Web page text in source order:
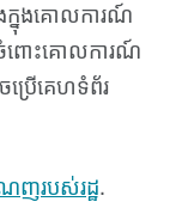
ងក្នុងគោលការណ៍
ពោះគោលការណ៍
រើគេហទំព័រ
េញរបស់រដ្ឋ.